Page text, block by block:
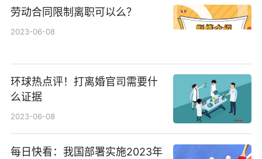
劳动合同限制离职可以么？
2023-06-08
环球热点评！打离婚官司需要什
么证据
2023-06-08
每日快看：我国部署实施2023年